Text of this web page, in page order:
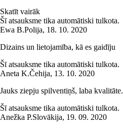
Skatīt vairāk
Šī atsauksme tika automātiski tulkota.
Ewa B.Polija, 18. 10. 2020
Dizains un lietojamība, kā es gaidīju
Šī atsauksme tika automātiski tulkota.
Aneta K.Čehija, 13. 10. 2020
Jauks ziepju spilventiņš, laba kvalitāte.
Šī atsauksme tika automātiski tulkota.
Anežka P.Slovākija, 19. 09. 2020